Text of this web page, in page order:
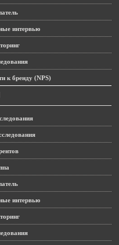
интервью
к бренду (NPS)
интервью